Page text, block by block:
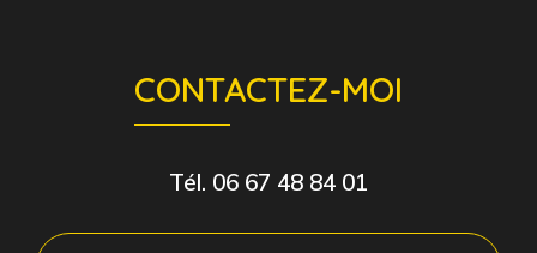
CONTACTEZ-MOI
Tél. 06 67 48 84 01